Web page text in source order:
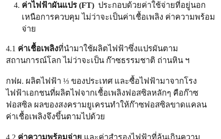
ค่าไฟฟ้าผันแปร (FT) ประกอบด้วยค่าใช้จ่ายที่อยู่นอก
เหนือการควบคุม ไม่ว่าจะเป็นค่าเชื้อเพลิง ค่าความพร้อม
จ่าย
4.1 ค่าเชื้อเพลิงที่นำมาใช้ผลิตไฟฟ้าซึ่งแปรผันตาม
สถานการณ์โลก ไม่ว่าจะเป็น ก๊าซธรรมชาติ ถ่านหิน ฯ
กฟผ. ผลิตไฟฟ้า ⅓ ของประเทศ และซื้อไฟฟ้ามาจากโรง
ไฟฟ้าเอกชนที่ผลิตไฟจากเชื้อเพลิงฟอสซิลหลักๆ คือก๊าซ
ฟอสซิล ผลของสงครามยูเครนทำให้ก๊าซฟอสซิลขาดแคลน
ค่าเชื้อเพลิงจึงขึ้นตามไปด้วย